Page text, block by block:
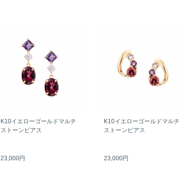
K10イエローゴールドマルチ
ストーンピアス
23,000円
K10イエローゴールドマルチ
ストーンピアス
23,000円